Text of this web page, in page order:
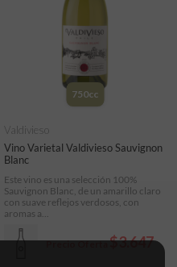
750cc
Vino Varietal Valdivieso Sauvignon
Blanc
Precio Oferta$3.647
Valdivieso
Este vino es una selección 100%
Sauvignon Blanc, de un amarillo claro
con suave reflejos verdosos, con
aromas a...